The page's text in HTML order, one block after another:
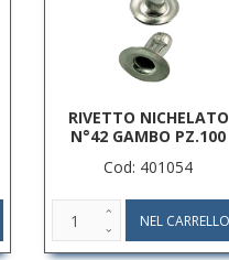
RIVETTO NICHELATO
N°42 GAMBO PZ.100
Cod: 401054